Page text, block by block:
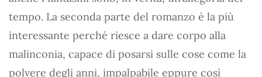
tempo. La seconda parte del romanzo è la più
interessante perché riesce a dare corpo alla
malinconia, capace di posarsi sulle cose come la
polvere degli anni, impalpabile eppure così